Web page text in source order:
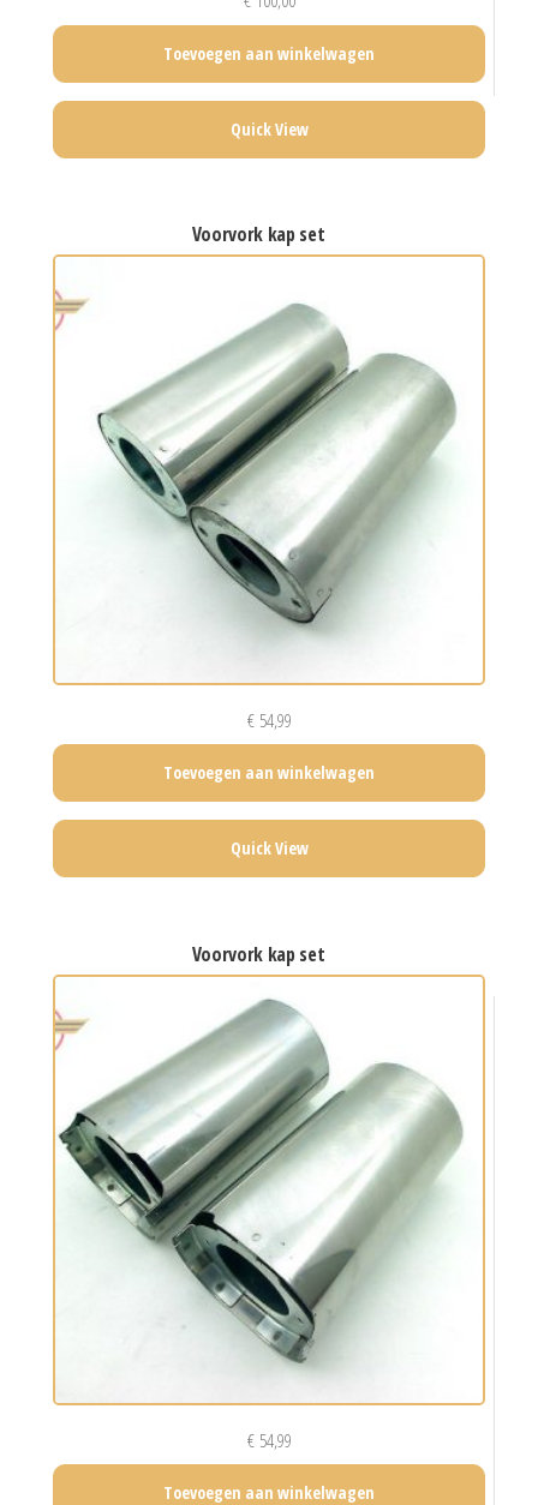
Toevoegen aan winkelwagen
Quick View
voorvork kap set
€54,99
Toevoegen aan winkelwagen
Quick View
voorvork kap set
€54,99
Toevoegen aan winkelwagen